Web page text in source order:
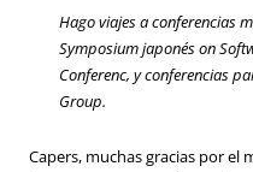
Hago viajes a conferencias
Symposium japonés on
Conferenc, y conferencias
Group.
Capers, muchas gracias por el